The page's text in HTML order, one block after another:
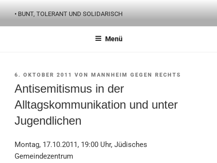
Inhalt
springen
• BUNT, TOLERANT UND SOLIDARISCH
Menü
VERÖFFENTLICHT
6. OKTOBER 2011 VON MANNHEIM GEGEN RECHTS
Antisemitismus in der
Alltagskommunikation und unter
Jugendlichen
Montag, 17.10.2011, 19:00 Uhr, Jüdisches
Gemeindezentrum